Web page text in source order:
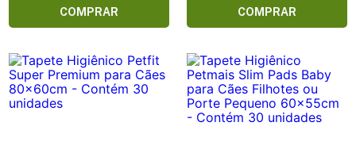
COMPRAR COMPRAR